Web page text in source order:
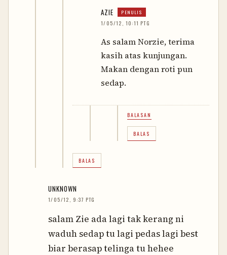
AZIE
1/05/12, 10:11 PTG
As salam Norzie, terima
kasih atas kunjungan.
Makan dengan roti pun
sedap.
BALASAN
BALAS
BALAS
UNKNOWN
1/05/12, 9:37 PTG
salam Zie ada lagi tak kerang ni
waduh sedap tu lagi pedas lagi best
biar berasap telinga tu hehee